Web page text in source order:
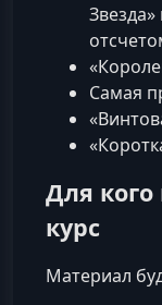
Самая
Для кого
курс
Материал